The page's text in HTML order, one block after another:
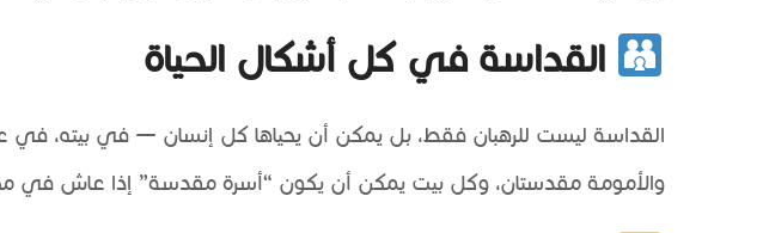
القداسة في كل أشكال الحياة
القداسة ليست للرهبان فقط، بل يمكن أن يحياها كل إنسان — في بيته، في
والأمومة مقدستان، وكل بيت يمكن أن يكون “أسرة مقدسة” إذا عاش في